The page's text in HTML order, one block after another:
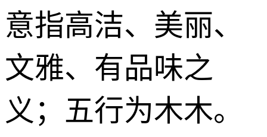
意指高洁、美丽、
文雅、有品味之
义；五行为木木。